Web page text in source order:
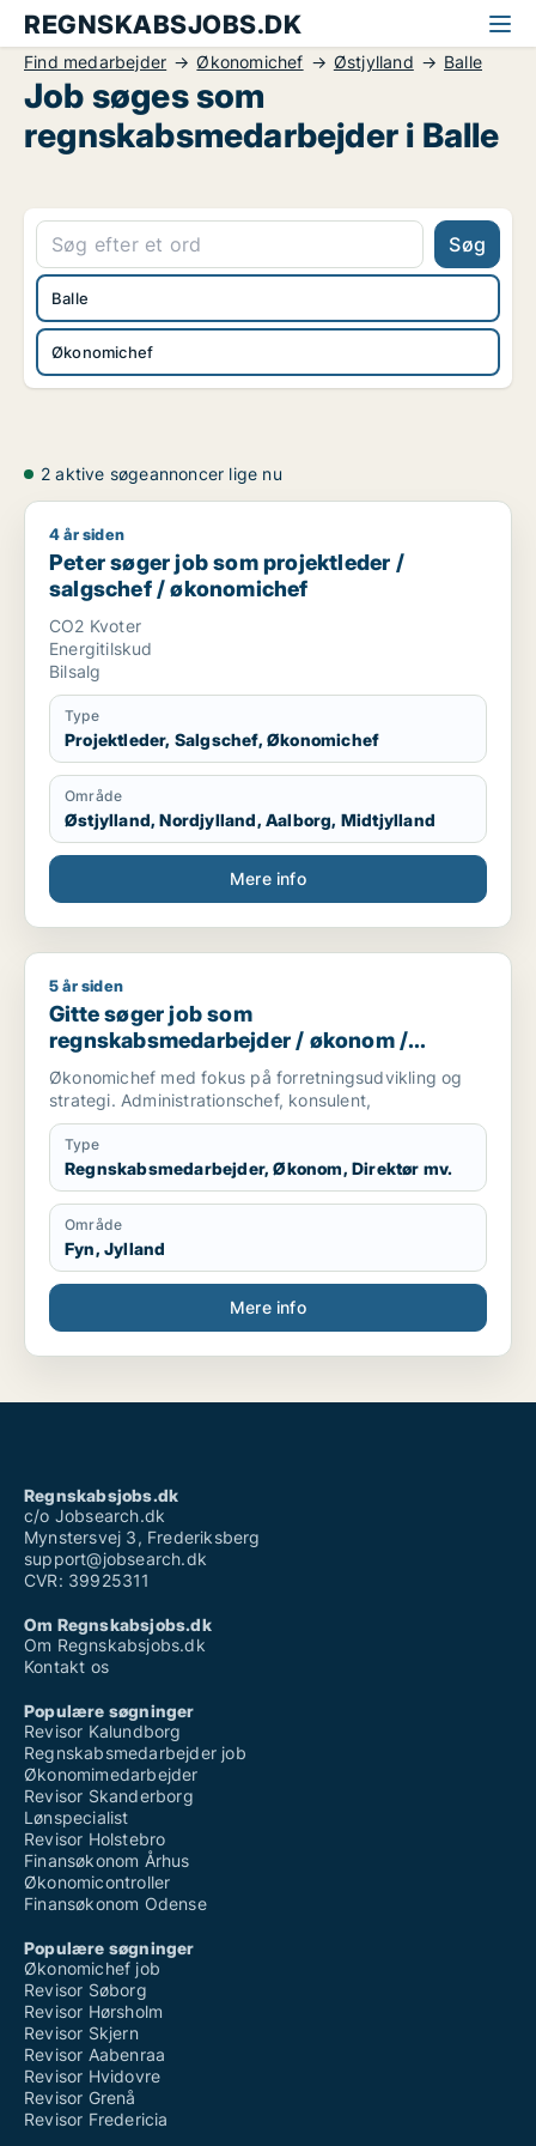
REGNSKABSJOBS.DK
Find medarbejder Økonomichef Østjylland Balle
Job søges som
regnskabsmedarbejder i Balle
Søg
Økonomichef
Balle
2 aktive søgeannoncer lige nu
Peter søger job som projektleder / salgschef / økonomichef
4 år siden
Peter søger job som projektleder /
salgschef / økonomichef
CO2 Kvoter
Energitilskud
Bilsalg
Type
Projektleder, Salgschef, Økonomichef
Område
Østjylland, Nordjylland, Aalborg, Midtjylland
Mere info
Gitte søger job som regnskabsmedarbejder / økonom /
5 år siden
Gitte søger job som
regnskabsmedarbejder / økonom /
direktør / hr-chef / lønspecialist
Økonomichef med fokus på forretningsudvikling og
strategi. Administrationschef, konsulent,
Type
Regnskabsmedarbejder, Økonom, Direktør mv.
Område
Fyn, Jylland
Mere info
Regnskabsjobs.dk
c/o Jobsearch.dk
Mynstersvej 3, Frederiksberg
support@jobsearch.dk
CVR: 39925311
Om Regnskabsjobs.dk
Om Regnskabsjobs.dk
Kontakt os
Populære søgninger
Revisor Kalundborg
Regnskabsmedarbejder job
Økonomimedarbejder
Revisor Skanderborg
Lønspecialist
Revisor Holstebro
Finansøkonom Århus
Økonomicontroller
Finansøkonom Odense
Populære søgninger
Økonomichef job
Revisor Søborg
Revisor Hørsholm
Revisor Skjern
Revisor Aabenraa
Revisor Hvidovre
Revisor Grenå
Revisor Fredericia